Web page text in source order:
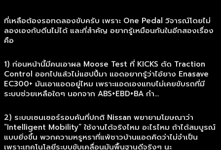
ที่เหลือต้องรอทดลองขับครับ เพราะ One Pedal วิจารณ์โดยไม่
ลองเองกับตีนไม่ได้ และที่สำคัญ อยากรู้เหมือนกันในอีกสองเรื่อง
คือ
1) ก่อนหน้านี้มีคนเอาผล Moose Test ที่ KICKS ตัด Traction
Control ออกไปแล้วไม่แฮปปี้มา แอดอยากรู้ว่าไอ้ยาง Enasave
EC300+ มันเอาแอดอยู่ไหม เพราะแอดเองแทบไม่เคยขับรถที่มี
ระบบช่วยเหลือใดๆ นอกจาก ABS+EBD+BA กำ…
2) ระบบเซนเซอร์รอบคันที่ปกติ Nissan พยายามโฆษณาว่า
“Intelligent Mobility” ใช้งานได้จริงไหม อะไรไหม ถ้าได้สมบูรณ์
แบบยิ่งขึ้น พวกความหรูหราที่แพ้ชาวบ้านแอดคิดว่าไม่จำเป็น
เพราะเทคโนโลยีระบบขับเคลื่อนมันพื้นฐานดีจริงๆ นะ